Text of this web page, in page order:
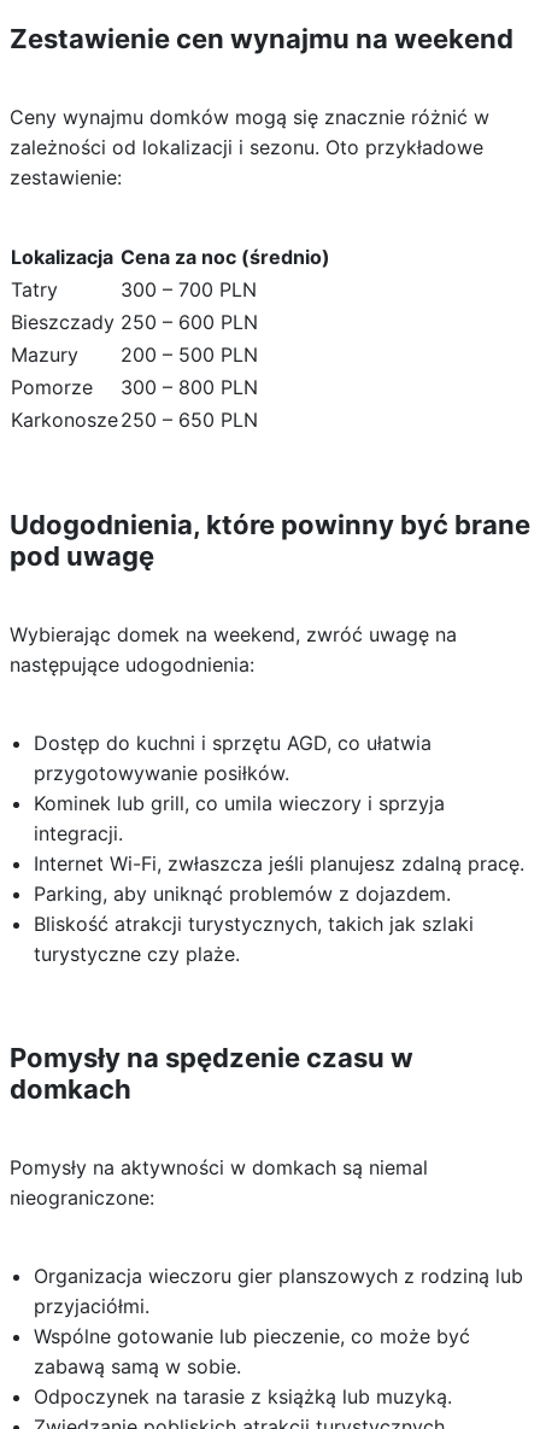
Zestawienie cen wynajmu na weekend
Ceny wynajmu domków mogą się znacznie różnić w
zależności od lokalizacji i sezonu. Oto przykładowe
zestawienie:
Lokalizacja Cena za noc (średnio)
Tatry
300 – 700 PLN
Bieszczady 250 – 600 PLN
Mazury
200 – 500 PLN
Pomorze
300 – 800 PLN
Karkonosze250 – 650 PLN
Udogodnienia, które powinny być brane
pod uwagę
Wybierając domek na weekend, zwróć uwagę na
następujące udogodnienia:
Dostęp do kuchni i sprzętu AGD, co ułatwia
przygotowywanie posiłków.
Kominek lub grill, co umila wieczory i sprzyja
integracji.
Internet Wi-Fi, zwłaszcza jeśli planujesz zdalną pracę.
Parking, aby uniknąć problemów z dojazdem.
Bliskość atrakcji turystycznych, takich jak szlaki
turystyczne czy plaże.
Pomysły na spędzenie czasu w
domkach
Pomysły na aktywności w domkach są niemal
nieograniczone:
Organizacja wieczoru gier planszowych z rodziną lub
przyjaciółmi.
Wspólne gotowanie lub pieczenie, co może być
zabawą samą w sobie.
Odpoczynek na tarasie z książką lub muzyką.